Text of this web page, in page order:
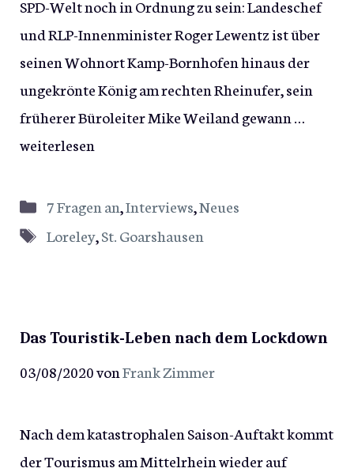
SPD-Welt noch in Ordnung zu sein: Landeschef
und RLP-Innenminister Roger Lewentz ist über
seinen Wohnort Kamp-Bornhofen hinaus der
ungekrönte König am rechten Rheinufer, sein
früherer Büroleiter Mike Weiland gewann …
weiterlesen
Kategorien
7 Fragen an,Interviews,Neues
Schlagwörter
Loreley,St. Goarshausen
Das Touristik-Leben nach dem Lockdown
03/08/2020vonFrank Zimmer
Nach dem katastrophalen Saison-Auftakt kommt
der Tourismus am Mittelrhein wieder auf